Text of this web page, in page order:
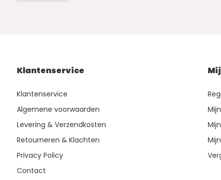
Klantenservice
Klantenservice
Algemene voorwaarden
Levering & Verzendkosten
Retourneren & Klachten
Privacy Policy
Contact